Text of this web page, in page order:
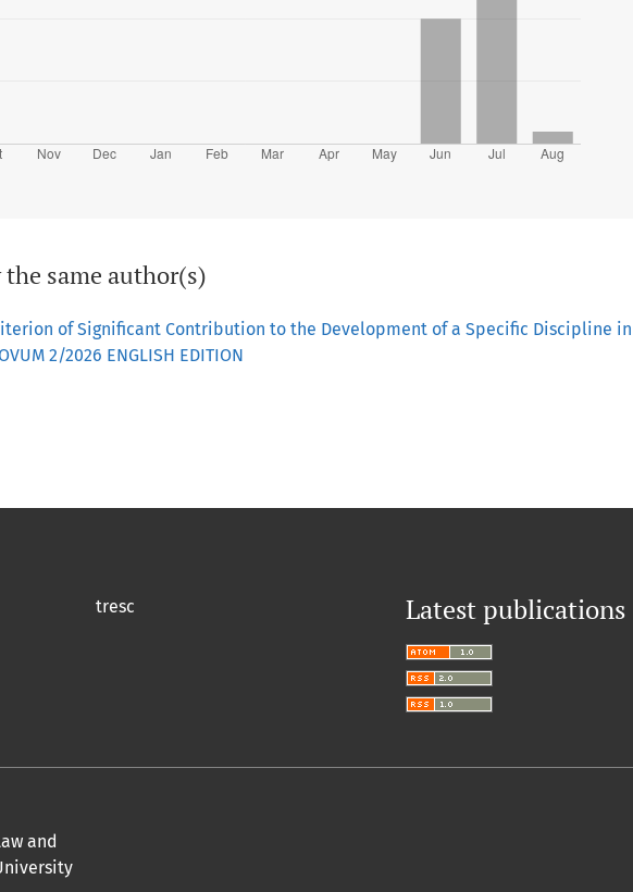
same author(s)
of Significant Contribution to the Development of a Specific Discipline
2/2026 ENGLISH EDITION
tresc Latest publications
and